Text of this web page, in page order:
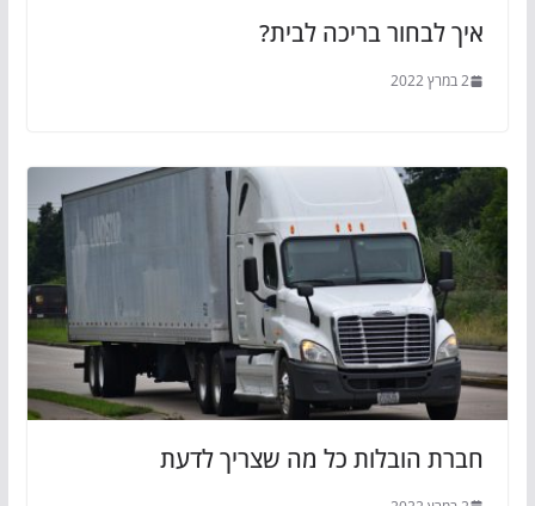
איך לבחור בריכה לבית?
2 במרץ 2022
חברת הובלות כל מה שצריך לדעת